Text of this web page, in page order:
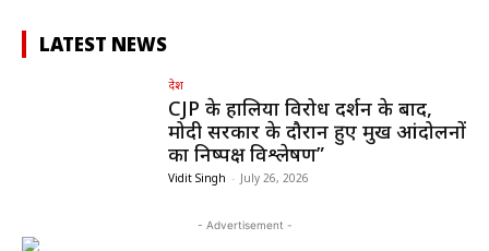
LATEST NEWS
देश
CJP के हालिया विरोध प्रदर्शन के बाद,
मोदी सरकार के दौरान हुए प्रमुख आंदोलनों
का निष्पक्ष विश्लेषण”
Vidit Singh - July 26, 2026
- Advertisement -